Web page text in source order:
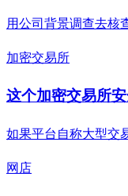
用公司背景调查去核
加密交易所
这个加密交易所
如果平台自称大型交
网店